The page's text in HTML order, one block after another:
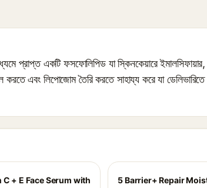
প্রাপ্ত একটি ফসফোলিপিড যা স্কিনকেয়ারে ইমালসিফায়ার,
করতে এবং লিপোজোম তৈরি করতে সাহায্য করে যা
C + E Face Serum with
5 Barrier+ Repair